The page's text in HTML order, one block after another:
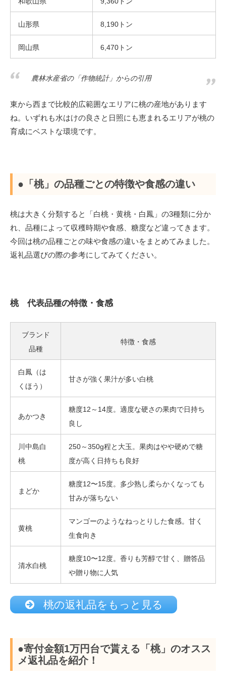
山形県 8,190トン
岡山県 6,470トン
農林水産省の「作物統計」からの引用
東から西まで比較的広範囲なエリアに桃の産地があります
ね。いずれも水はけの良さと日照にも恵まれるエリアが桃の
育成にベストな環境です。
●「桃」の品種ごとの特徴や食感の違い
桃は大きく分類すると「白桃・黄桃・白鳳」の3種類に分か
れ、品種によって収穫時期や食感、糖度など違ってきます。
今回は桃の品種ごとの味や食感の違いをまとめてみました。
返礼品選びの際の参考にしてみてください。
桃 代表品種の特徴・食感
ブランド
品種
特徴・食感
白鳳（は
くほう）
甘さが強く果汁が多い白桃
あかつき
糖度12～14度。適度な硬さの果肉で日持ち
良し
川中島白
桃
250～350g程と大玉。果肉はやや硬めで糖
度が高く日持ちも良好
まどか
糖度12〜15度。多少熟し柔らかくなっても
甘みが落ちない
黄桃
マンゴーのようなねっとりした食感。甘く
生食向き
清水白桃
糖度10〜12度。香りも芳醇で甘く、贈答品
や贈り物に人気
桃の返礼品をもっと見る
●寄付金額1万円台で貰える「桃」のオスス
メ返礼品を紹介！